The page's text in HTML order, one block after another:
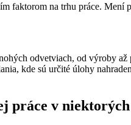
faktorom na trhu práce.
odvetviach, od výroby až
kde sú určité úlohy
práce v